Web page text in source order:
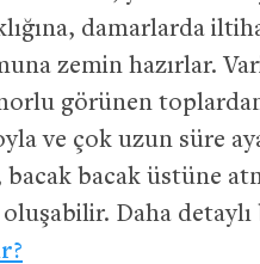
damarlarda
zemin hazırlar.
görünen
ve çok uzun süre
bacak üstüne
Daha